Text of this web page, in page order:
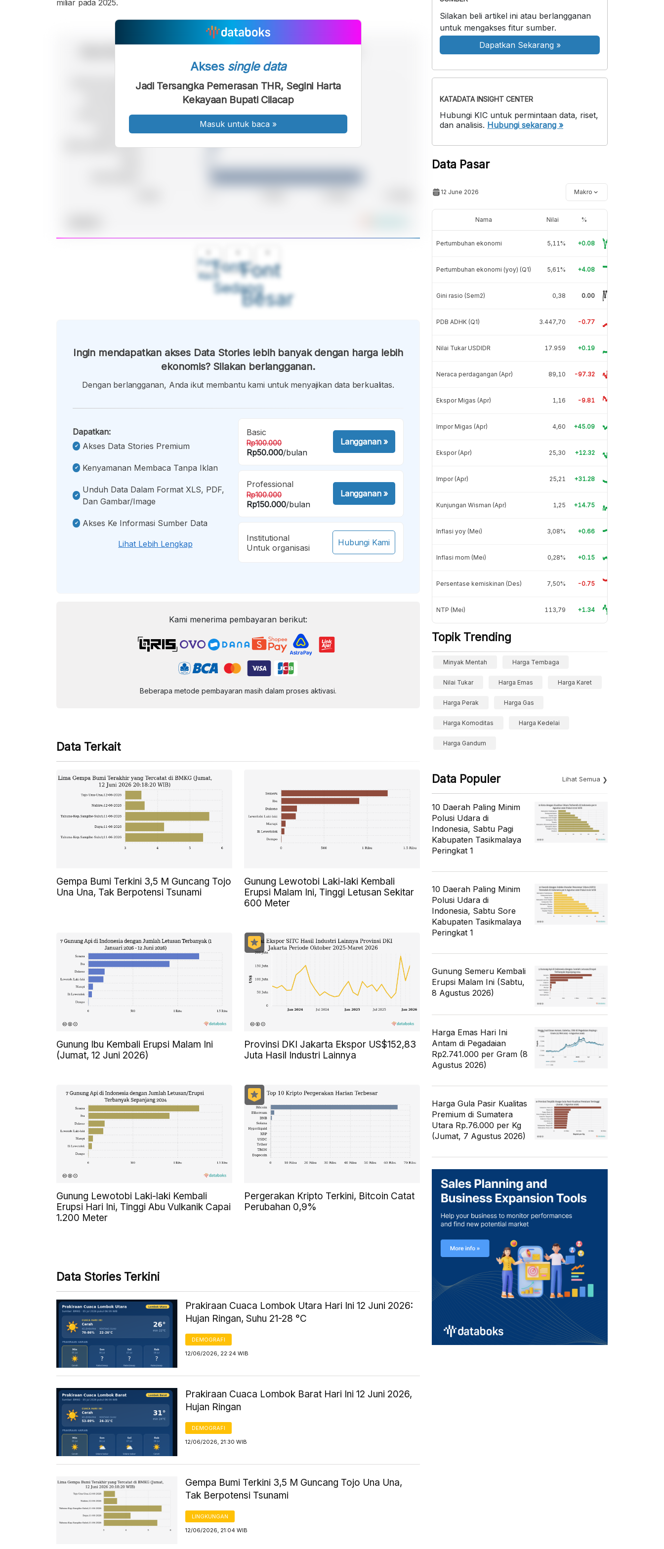
miliar pada 2025.
Font
Kecil
Font
Sedang
Font
Besar
Akses single data
Jadi Tersangka Pemerasan THR, Segini Harta
Kekayaan Bupati Cilacap
Masuk untuk baca »
Ingin mendapatkan akses Data Stories lebih banyak dengan harga lebih
ekonomis? Silakan berlangganan.
Dengan berlangganan, Anda ikut membantu kami untuk menyajikan data berkualitas.
Dapatkan:
Akses Data Stories Premium
Kenyamanan Membaca Tanpa Iklan
Unduh Data Dalam Format XLS, PDF,
Dan Gambar/image
Akses Ke Informasi Sumber Data
Lihat Lebih Lengkap
Basic
Rp100.000
Rp50.000/bulan
Langganan»
Professional
Rp100.000
Rp150.000/bulan
Langganan»
Institutional
Untuk organisasi
Hubungi Kami
Kami menerima pembayaran berikut:
Beberapa metode pembayaran masih dalam proses aktivasi.
Data Terkait
Gempa Bumi Terkini 3,5 M Guncang Tojo
Una Una, Tak Berpotensi Tsunami
Gunung Lewotobi Laki-laki Kembali
Erupsi Malam Ini, Tinggi Letusan Sekitar
600 Meter
Gunung Ibu Kembali Erupsi Malam Ini
(Jumat, 12 Juni 2026)
Provinsi DKI Jakarta Ekspor US$152,83
Juta Hasil Industri Lainnya
Gunung Lewotobi Laki-laki Kembali
Erupsi Hari Ini, Tinggi Abu Vulkanik Capai
1.200 Meter
Pergerakan Kripto Terkini, Bitcoin Catat
Perubahan 0,9%
Data Stories Terkini
Prakiraan Cuaca Lombok Utara Hari Ini 12 Juni 2026:
Hujan Ringan, Suhu 21-28 °C
DEMOGRAFI
12/06/2026, 22:24 WIB
Prakiraan Cuaca Lombok Barat Hari Ini 12 Juni 2026,
Hujan Ringan
DEMOGRAFI
12/06/2026, 21:30 WIB
Gempa Bumi Terkini 3,5 M Guncang Tojo Una Una,
Tak Berpotensi Tsunami
LINGKUNGAN
12/06/2026, 21:04 WIB
Silakan beli artikel ini atau berlangganan
untuk mengakses fitur sumber.
Dapatkan Sekarang »
KATADATA INSIGHT CENTER
Hubungi KIC untuk permintaan data, riset,
dan analisis. Hubungi sekarang »
Data Pasar
12 June 2026 Makro
Nama Nilai %
Pertumbuhan ekonomi 5,11% +0.08
Pertumbuhan ekonomi (yoy) (Q1) 5,61% +4.08
Gini rasio (Sem2) 0,38 0.00
PDB ADHK (Q1) 3.447,70 -0.77
Nilai Tukar USDIDR 17.959 +0.19
Neraca perdagangan (Apr) 89,10 -97.32
Ekspor Migas (Apr) 1,16 -9.81
Impor Migas (Apr) 4,60 +45.09
Ekspor (Apr) 25,30 +12.32
Impor (Apr) 25,21 +31.28
Kunjungan Wisman (Apr) 1,25 +14.75
Inflasi yoy (Mei) 3,08% +0.66
Inflasi mom (Mei) 0,28% +0.15
Persentase kemiskinan (Des) 7,50% -0.75
NTP (Mei) 113,79 +1.34
Topik Trending
Minyak Mentah Harga Tembaga
Nilai Tukar Harga Emas Harga Karet
Harga Perak Harga Gas
Harga Komoditas Harga Kedelai
Harga Gandum
Data Populer Lihat Semua
10 Daerah Paling Minim
Polusi Udara di
Indonesia, Sabtu Pagi
Kabupaten Tasikmalaya
Peringkat 1
10 Daerah Paling Minim
Polusi Udara di
Indonesia, Sabtu Sore
Kabupaten Tasikmalaya
Peringkat 1
Gunung Semeru Kembali
Erupsi Malam Ini (Sabtu,
8 Agustus 2026)
Harga Emas Hari Ini
Antam di Pegadaian
Rp2.741.000 per Gram (8
Agustus 2026)
Harga Gula Pasir Kualitas
Premium di Sumatera
Utara Rp.76.000 per Kg
(Jumat, 7 Agustus 2026)